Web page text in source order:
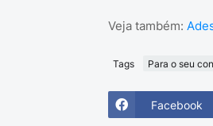
Veja também:
Tags Para o seu
Facebook